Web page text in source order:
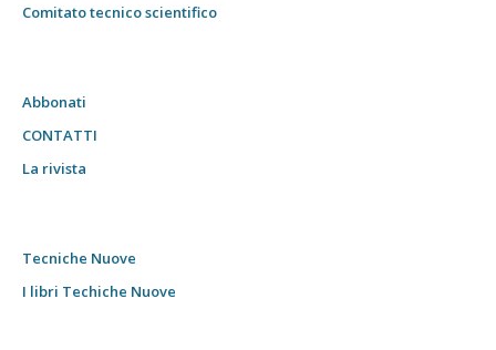
Comitato tecnico scientifico
Abbonati
CONTATTI
La rivista
Tecniche Nuove
I libri Techiche Nuove